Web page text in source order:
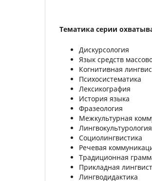
Тематика серии
Дискурсология
Язык средств
Когнитивная
Психосистематика
Лексикография
История языка
Фразеология
Межкультурная
Лингвокультурология
Социолингвистика
Речевая
Традиционная
Прикладная
Лингводидактика